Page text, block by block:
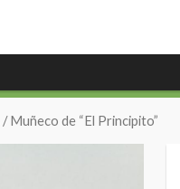
/ Muñeco de “El Principito”